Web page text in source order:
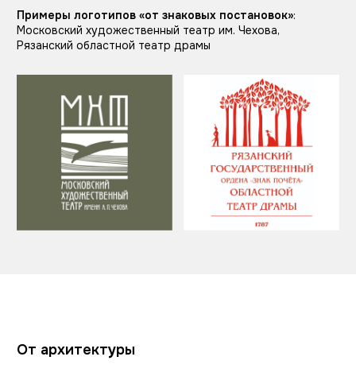
элемент, можно оттолкнуться от него. Так
логотип Оперы Сан-Франциско отсылает к
своей запоминающейся люстре. А для
логотипа Донбасс Оперы использовали
Примеры логотипов «от внутреннего убранства»
Опера Сан-Франциско, Донбасс Опера